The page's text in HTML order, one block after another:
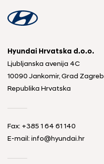
Hyundai Hrvatska d.o.o.
Ljubljanska avenija 4C
10090 Jankomir, Grad Zagreb
Republika Hrvatska
Fax: +385 1 64 61 140
E-mail: info@hyundai.hr